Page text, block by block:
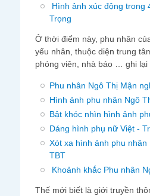
Hình ảnh xúc động trong
Trọng
Ở thời điểm này, phu nhân
yếu nhân, thuộc diện trung
phóng viên, nhà báo … ghi
Phu nhân Ngô Thị Mận
Hình ảnh phu nhân Ngô
Bật khóc nhìn hình ảnh
Dáng hình phụ nữ Việt -
Xót xa hình ảnh phu
TBT
Khoảnh khắc Phu nhân
Thế mới biết là giới truyền